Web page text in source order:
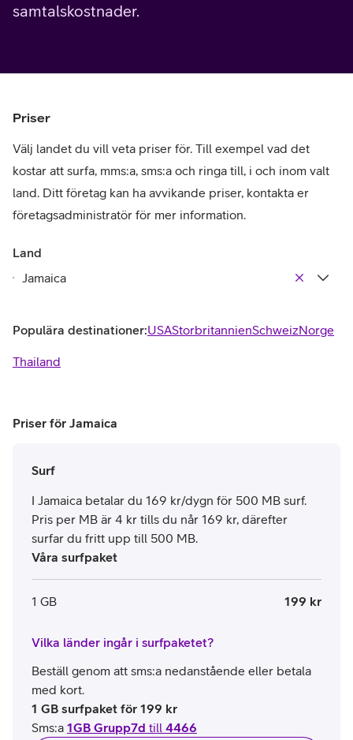
samtalskostnader.
Priser
Välj landet du vill veta priser för. Till exempel vad det
kostar att surfa, mms:a, sms:a och ringa till, i och inom valt
land. Ditt företag kan ha avvikande priser, kontakta er
företagsadministratör för mer information.
Land
Populära destinationer:USAStorbritannienSchweizNorge
Thailand
Priser för Jamaica
Surf
I Jamaica betalar du 169 kr/dygn för 500 MB surf.
Pris per MB är 4 kr tills du når 169 kr, därefter
surfar du fritt upp till 500 MB.
Våra surfpaket
1 GB 199 kr
Vilka länder ingår i surfpaketet?
Beställ genom att sms:a nedanstående eller betala
med kort.
1 GB surfpaket för 199 kr
Sms:a 1GB Grupp7d till 4466